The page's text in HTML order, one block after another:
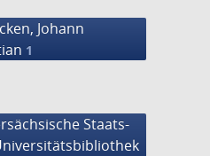
Johann
1
Staats-